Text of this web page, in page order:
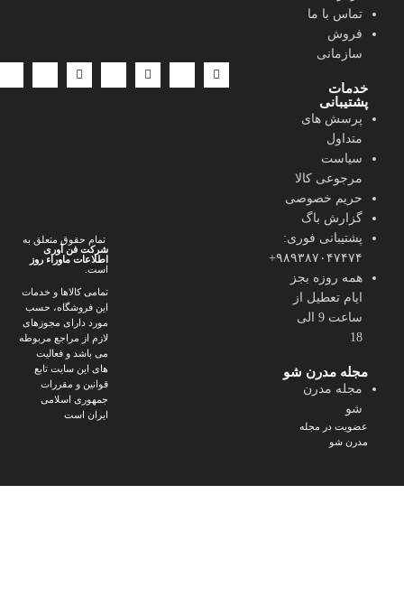
شیک و هوشمندانه.
ارسال سریع | پرداخت امن | پشتیبانی فعال | حمایت از کالای ایرانی
تماس با ما
فروش
سازمانی
خدمات
پشتیبانی
پرسش های
متداول
سیاست
مرجوعی کالا
حریم خصوصی
گزارش باگ
پشتیبانی فوری:
۹۸۹۳۸۷۰۴۷۴۷۴+
همه روزه بجز
ایام تعطیل از
ساعت 9 الی
18
مجله مدرن شو
مجله مدرن
شو
عضویت در مجله
مدرن شو
تمام حقوق متعلق به
شرکت فن آوری
اطلاعات ماوراء روز
است.
تمامی کالاها و خدمات
این فروشگاه، حسب
مورد دارای مجوزهای
لازم از مراجع مربوطه
می باشد و فعالیت
های این سایت تابع
قوانین و مقررات
جمهوری اسلامی
ایران است